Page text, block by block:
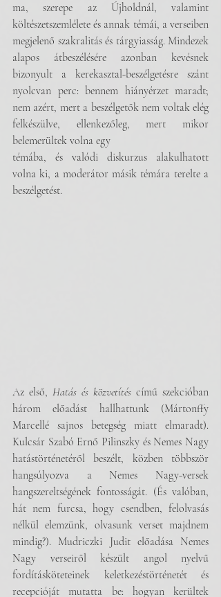
ma, szerepe az Újholdnál, valamint
költészetszemlélete és annak témái, a verseiben
megjelenő szakralitás és tárgyiasság. Mindezek
alapos átbeszélésére azonban kevésnek
bizonyult a kerekasztal-beszélgetésre szánt
nyolcvan perc: bennem hiányérzet maradt;
nem azért, mert a beszélgetők nem voltak elég
felkészülve, ellenkezőleg, mert mikor
belemerültek volna egy
témába, és valódi diskurzus alakulhatott
volna ki, a moderátor másik témára terelte a
beszélgetést.
Az első, Hatás és közvetítés című szekcióban
három előadást hallhattunk (Mártonffy
Marcellé sajnos betegség miatt elmaradt).
Kulcsár Szabó Ernő Pilinszky és Nemes Nagy
hatástörténetéről beszélt, közben többször
hangsúlyozva a Nemes Nagy-versek
hangszereltségének fontosságát. (És valóban,
hát nem furcsa, hogy csendben, felolvasás
nélkül elemzünk, olvasunk verset majdnem
mindig?). Mudriczki Judit előadása Nemes
Nagy verseiről készült angol nyelvű
fordításköteteinek keletkezéstörténetét és
recepcióját mutatta be: hogyan kerültek